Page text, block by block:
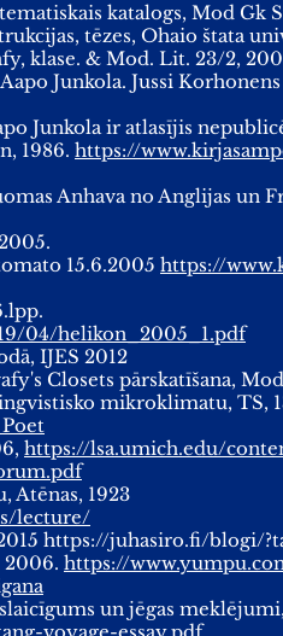
katalogs, Mod Gk
tēzes, Ohaio štata
klase. & Mod. Lit. 23/2,
Junkola. Jussi
Junkola ir atlasījis
1986. https://
Anhava no Anglijas un
15.6.2005 https://
04/helikon_2005_1.pdf
IJES 2012
Closets pārskatīšana,
mikroklimatu, TS,
https://lsa.umich.edu/
Atēnas, 1923
lecture/
https://juhasiro.fi/blogi/
2006. https://
un jēgas